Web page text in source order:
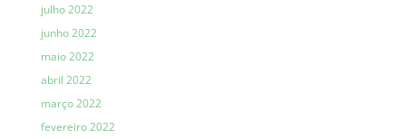
julho 2022
junho 2022
maio 2022
abril 2022
março 2022
fevereiro 2022